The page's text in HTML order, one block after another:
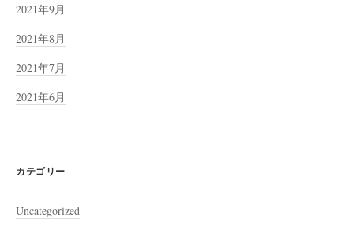
2021年9月
2021年8月
2021年7月
2021年6月
カテゴリー
Uncategorized